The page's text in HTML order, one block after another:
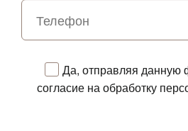
Да, отправляя данную
согласие на обработку